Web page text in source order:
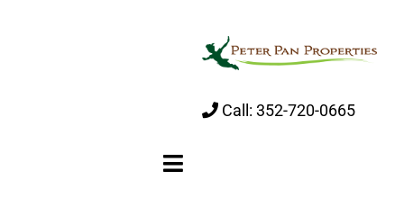
Call: 352-720-0665
Toggle